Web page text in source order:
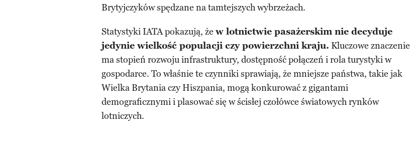
Brytyjczyków spędzane na tamtejszych wybrzeżach.
Statystyki IATA pokazują, że w lotnictwie pasażerskim nie decyduje
jedynie wielkość populacji czy powierzchni kraju. Kluczowe znaczenie
ma stopień rozwoju infrastruktury, dostępność połączeń i rola turystyki w
gospodarce. To właśnie te czynniki sprawiają, że mniejsze państwa, takie jak
Wielka Brytania czy Hiszpania, mogą konkurować z gigantami
demograficznymi i plasować się w ścisłej czołówce światowych rynków
lotniczych.